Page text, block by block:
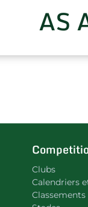
AS
Clubs
Calendriers
Classements